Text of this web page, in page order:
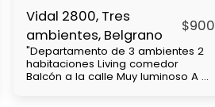
Vidal 2800, Tres
ambientes, Belgrano
$900
"Departamento de 3 ambientes 2
habitaciones Living comedor
Balcón a la calle Muy luminoso A 4